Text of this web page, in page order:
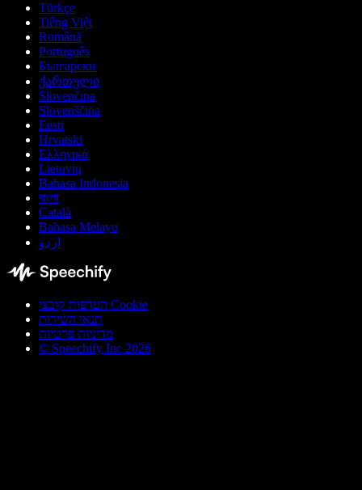
Türkçe
Tiếng Việt
Română
Português
Български
ქართული
Slovenčina
Slovenščina
Eesti
Hrvatski
Ελληνικά
Lietuvių
Bahasa Indonesia
বাংলা
Català
Bahasa Melayu
اردو
העדפות קובצי Cookie
תנאי השירות
מדיניות פרטיות
© Speechify Inc 2026